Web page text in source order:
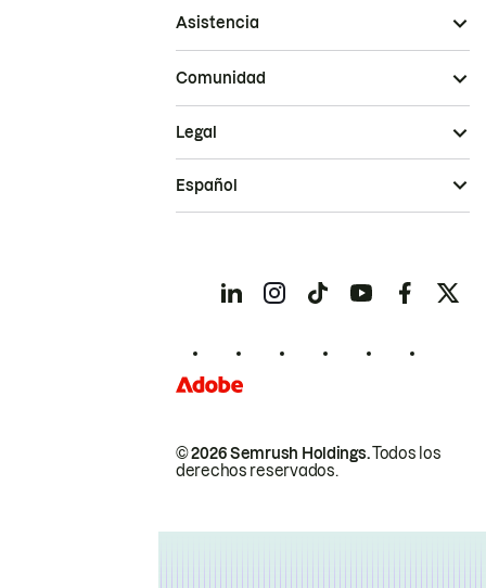
Asistencia
Comunidad
© 2026 Semrush Holdings.Todos los
derechos reservados.
Legal
Español